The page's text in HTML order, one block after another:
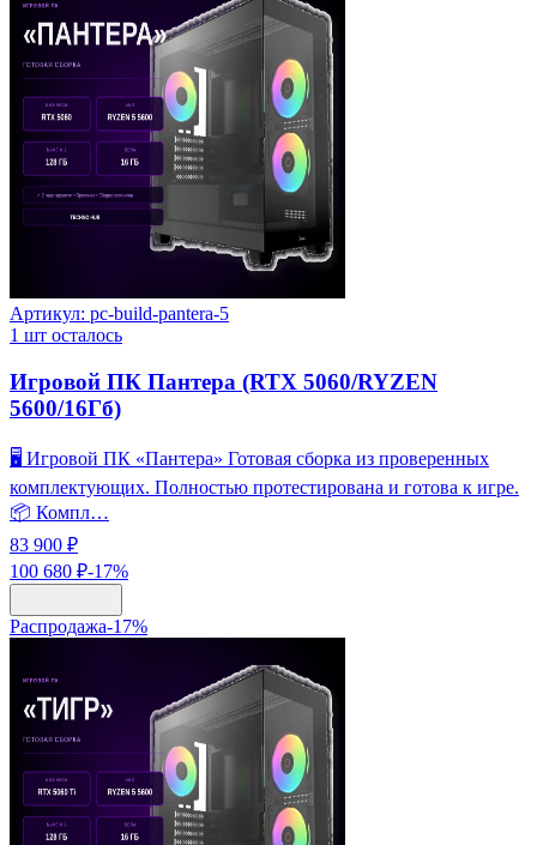
Артикул: pc-build-pantera-5
1 шт осталось
Игровой ПК Пантера (RTX 5060/RYZEN
5600/16Гб)
🖥️ Игровой ПК «Пантера» Готовая сборка из проверенных
комплектующих. Полностью протестирована и готова к игре.
📦 Компл…
83 900 ₽
100 680 ₽-17%
Распродажа-17%